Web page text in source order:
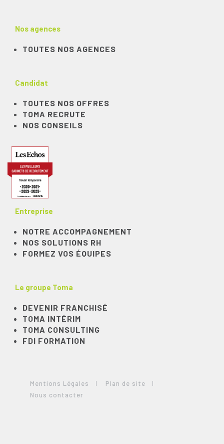
Nos agences
TOUTES NOS AGENCES
Candidat
TOUTES NOS OFFRES
TOMA RECRUTE
NOS CONSEILS
Entreprise
NOTRE ACCOMPAGNEMENT
NOS SOLUTIONS RH
FORMEZ VOS ÉQUIPES
Le groupe Toma
DEVENIR FRANCHISÉ
TOMA INTÉRIM
TOMA CONSULTING
FDI FORMATION
Mentions Légales
Plan de site
Nous contacter